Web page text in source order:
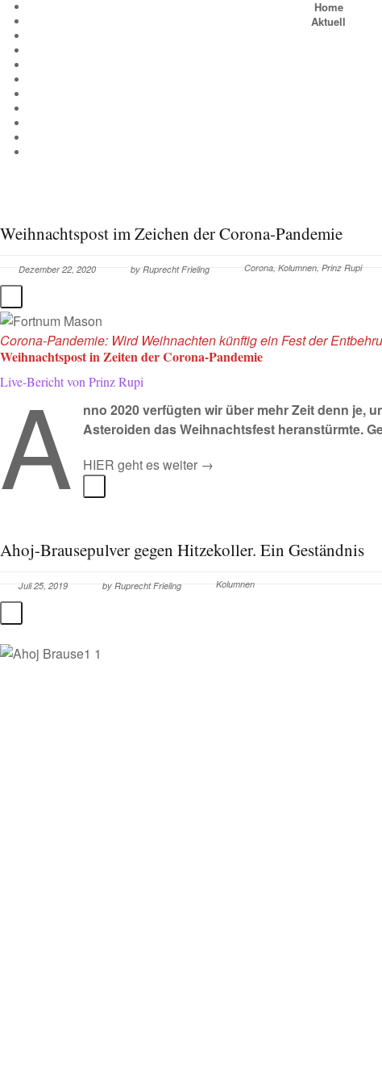
Home
Aktuell
Weihnachtspost im Zeichen der Corona-Pandemie
Dezember 22, 2020 by Ruprecht Frieling Corona, Kolumnen, Prinz Rupi
Corona-Pandemie: Wird Weihnachten künftig ein Fest der
Weihnachtspost in Zeiten der Corona-Pandemie
Live-Bericht von Prinz Rupi
A
nno 2020 verfügten wir über mehr Zeit denn je,
Asteroiden das Weihnachtsfest heranstürmte.
HIER geht es weiter →
Ahoj-Brausepulver gegen Hitzekoller. Ein Geständnis
Juli 25, 2019 by Ruprecht Frieling Kolumnen